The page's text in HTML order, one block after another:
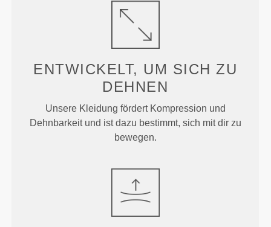
ENTWICKELT, UM SICH ZU
DEHNEN
Unsere Kleidung fördert Kompression und
Dehnbarkeit und ist dazu bestimmt, sich mit dir zu
bewegen.